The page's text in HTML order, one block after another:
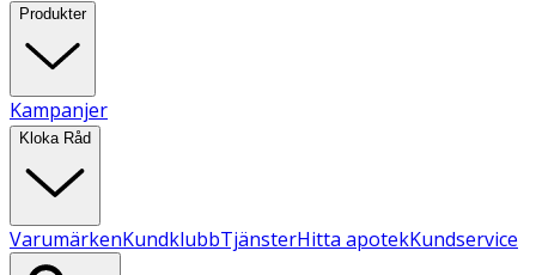
Produkter
Kampanjer
Kloka Råd
VarumärkenKundklubbTjänsterHitta apotekKundservice